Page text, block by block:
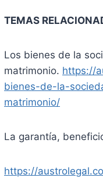
TEMAS
Los bienes de la
matrimonio. https://
bienes-de-la-
matrimonio/
La garantía,
https://